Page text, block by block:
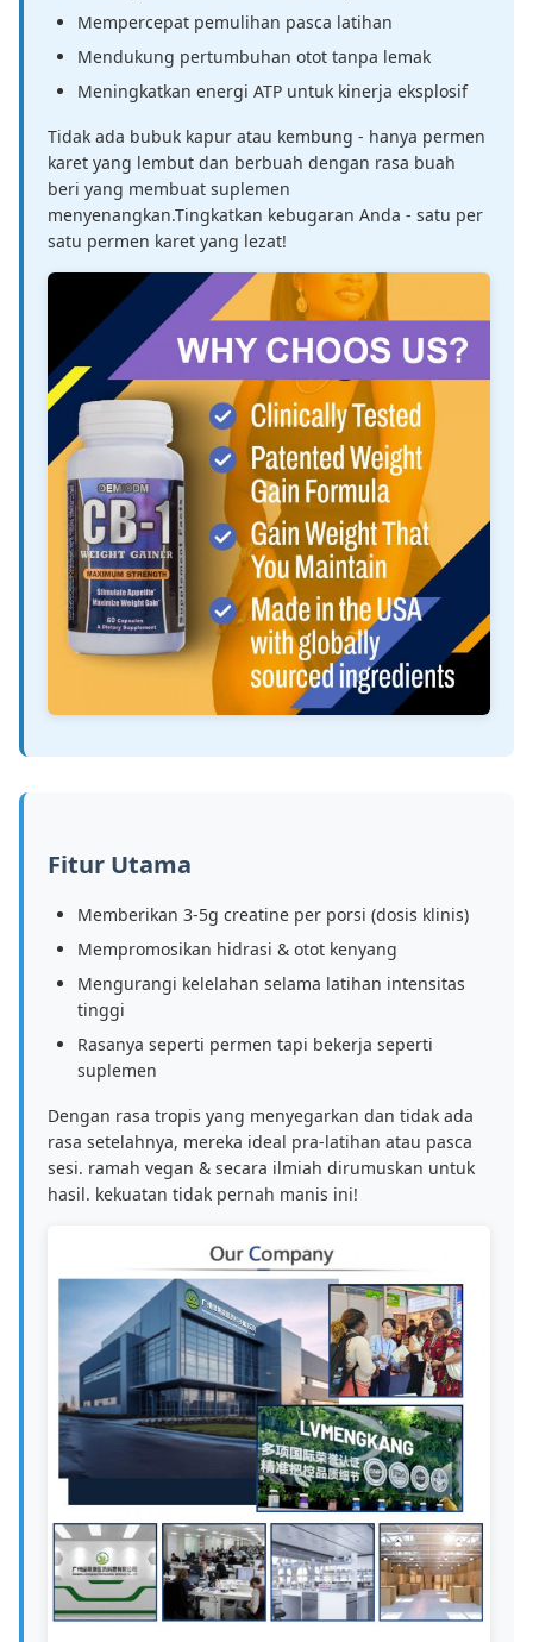
Mempercepat pemulihan pasca latihan
Mendukung pertumbuhan otot tanpa lemak
Meningkatkan energi ATP untuk kinerja eksplosif
Tidak ada bubuk kapur atau kembung - hanya permen
karet yang lembut dan berbuah dengan rasa buah
beri yang membuat suplemen
menyenangkan.Tingkatkan kebugaran Anda - satu per
satu permen karet yang lezat!
Fitur Utama
Memberikan 3-5g creatine per porsi (dosis klinis)
Mempromosikan hidrasi & otot kenyang
Mengurangi kelelahan selama latihan intensitas
tinggi
Rasanya seperti permen tapi bekerja seperti
suplemen
Dengan rasa tropis yang menyegarkan dan tidak ada
rasa setelahnya, mereka ideal pra-latihan atau pasca
sesi. ramah vegan & secara ilmiah dirumuskan untuk
hasil. kekuatan tidak pernah manis ini!